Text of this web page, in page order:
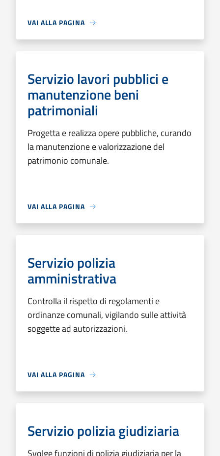
VAI ALLA PAGINA
Servizio lavori pubblici e
manutenzione beni
patrimoniali
Progetta e realizza opere pubbliche, curando
la manutenzione e valorizzazione del
patrimonio comunale.
VAI ALLA PAGINA
Servizio polizia
amministrativa
Controlla il rispetto di regolamenti e
ordinanze comunali, vigilando sulle attività
soggette ad autorizzazioni.
VAI ALLA PAGINA
Servizio polizia giudiziaria
Svolge funzioni di polizia giudiziaria per la